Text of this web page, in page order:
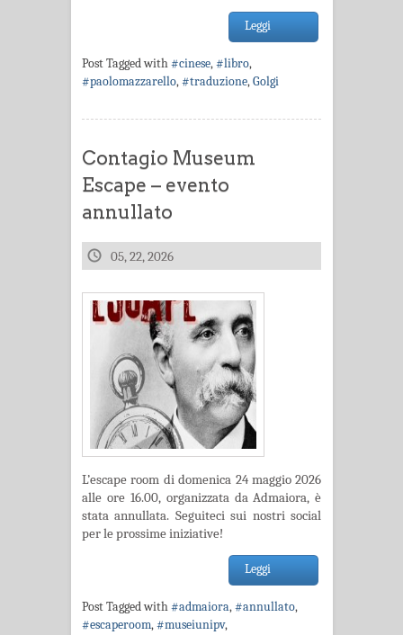
Leggi
Post Tagged with#cinese,#libro,
#paolomazzarello,#traduzione,Golgi
Contagio Museum
Escape – evento
annullato
05, 22, 2026
L’escape room di domenica 24 maggio 2026
alle ore 16.00, organizzata da Admaiora, è
stata annullata. Seguiteci sui nostri social
per le prossime iniziative!
Leggi
Post Tagged with#admaiora,#annullato,
#escaperoom,#museiunipv,